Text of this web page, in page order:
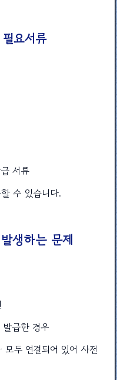
요서류
서류
수 있습니다.
생하는 문제
급한 경우
두 연결되어 있어 사전